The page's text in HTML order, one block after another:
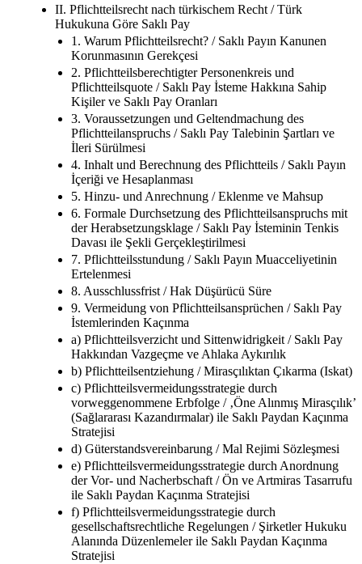
II. Pflichtteilsrecht nach türkischem Recht / Türk
Hukukuna Göre Saklı Pay
1. Warum Pflichtteilsrecht? / Saklı Payın Kanunen
Korunmasının Gerekçesi
2. Pflichtteilsberechtigter Personenkreis und
Pflichtteilsquote / Saklı Pay İsteme Hakkına Sahip
Kişiler ve Saklı Pay Oranları
3. Voraussetzungen und Geltendmachung des
Pflichtteilanspruchs / Saklı Pay Talebinin Şartları ve
İleri Sürülmesi
4. Inhalt und Berechnung des Pflichtteils / Saklı Payın
İçeriği ve Hesaplanması
5. Hinzu- und Anrechnung / Eklenme ve Mahsup
6. Formale Durchsetzung des Pflichtteilsanspruchs mit
der Herabsetzungsklage / Saklı Pay İsteminin Tenkis
Davası ile Şekli Gerçekleştirilmesi
7. Pflichtteilsstundung / Saklı Payın Muacceliyetinin
Ertelenmesi
8. Ausschlussfrist / Hak Düşürücü Süre
9. Vermeidung von Pflichtteilsansprüchen / Saklı Pay
İstemlerinden Kaçınma
a) Pflichtteilsverzicht und Sittenwidrigkeit / Saklı Pay
Hakkından Vazgeçme ve Ahlaka Aykırılık
b) Pflichtteilsentziehung / Mirasçılıktan Çıkarma (Iskat)
c) Pflichtteilsvermeidungsstrategie durch
vorweggenommene Erbfolge / ‚Öne Alınmış Mirasçılık’
(Sağlararası Kazandırmalar) ile Saklı Paydan Kaçınma
Stratejisi
d) Güterstandsvereinbarung / Mal Rejimi Sözleşmesi
e) Pflichtteilsvermeidungsstrategie durch Anordnung
der Vor- und Nacherbschaft / Ön ve Artmiras Tasarrufu
ile Saklı Paydan Kaçınma Stratejisi
f) Pflichtteilsvermeidungsstrategie durch
gesellschaftsrechtliche Regelungen / Şirketler Hukuku
Alanında Düzenlemeler ile Saklı Paydan Kaçınma
Stratejisi